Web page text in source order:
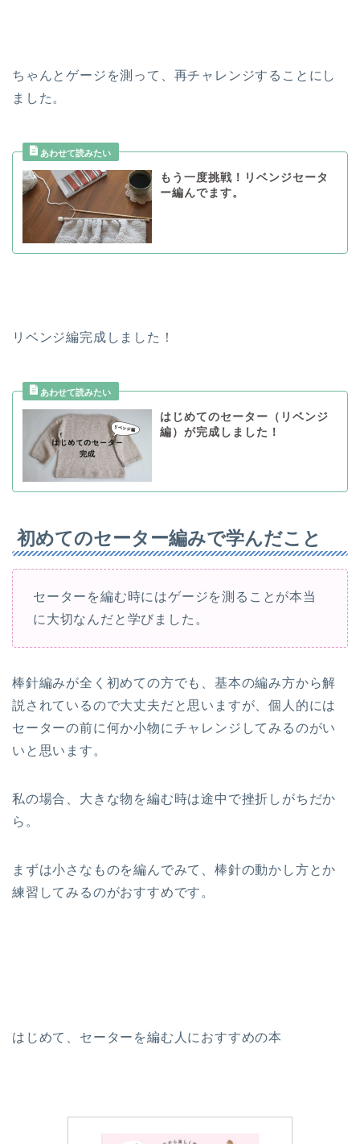
ちゃんとゲージを測って、再チャレンジすることにし
ました。
もう一度挑戦！リベンジセータ
ー編んでます。
リベンジ編完成しました！
はじめてのセーター（リベンジ
編）が完成しました！
初めてのセーター編みで学んだこと
セーターを編む時にはゲージを測ることが本当
に大切なんだと学びました。
棒針編みが全く初めての方でも、基本の編み方から解
説されているので大丈夫だと思いますが、個人的には
セーターの前に何か小物にチャレンジしてみるのがい
いと思います。
私の場合、大きな物を編む時は途中で挫折しがちだか
ら。
まずは小さなものを編んでみて、棒針の動かし方とか
練習してみるのがおすすめです。
はじめて、セーターを編む人におすすめの本